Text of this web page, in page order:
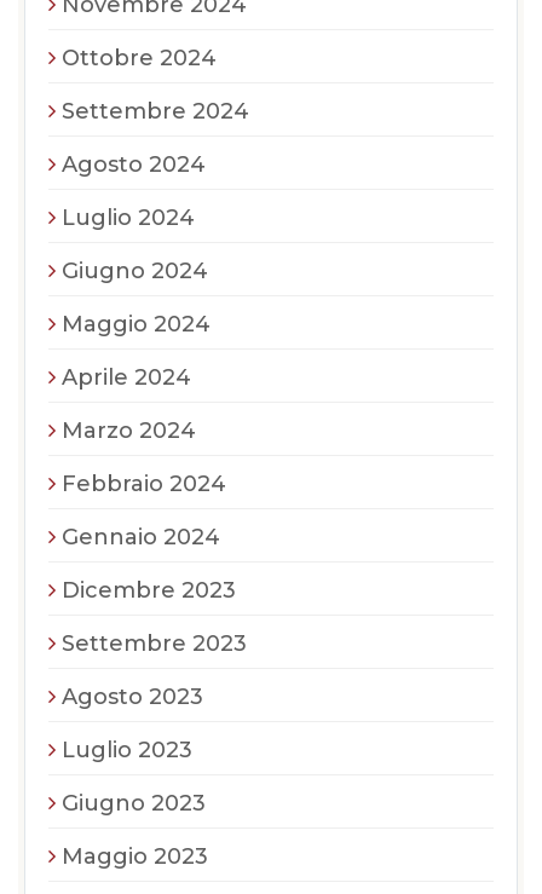
Ottobre 2024
Settembre 2024
Agosto 2024
Luglio 2024
Giugno 2024
Maggio 2024
Aprile 2024
Marzo 2024
Febbraio 2024
Gennaio 2024
Dicembre 2023
Settembre 2023
Agosto 2023
Luglio 2023
Giugno 2023
Maggio 2023